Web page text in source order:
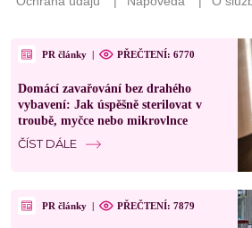
PR články | PŘEČTENÍ: 6770
Domácí zavařování bez drahého
vybavení: Jak úspěšně sterilovat v
troubě, myčce nebo mikrovlnce
ČÍST DÁLE
PR články | PŘEČTENÍ: 7879